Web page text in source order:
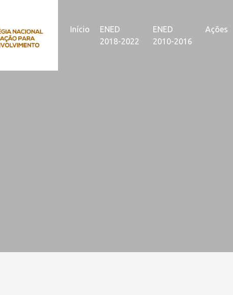
Início
ENED
2018-2022
ENED
2010-2016
Ações